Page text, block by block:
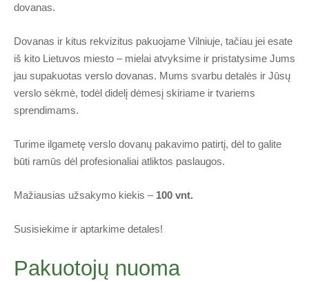
dovanas.
Dovanas ir kitus rekvizitus pakuojame Vilniuje, tačiau jei esate
iš kito Lietuvos miesto – mielai atvyksime ir pristatysime Jums
jau supakuotas verslo dovanas. Mums svarbu detalės ir Jūsų
verslo sėkmė, todėl didelį dėmesį skiriame ir tvariems
sprendimams.
Turime ilgametę verslo dovanų pakavimo patirtį, dėl to galite
būti ramūs dėl profesionaliai atliktos paslaugos.
Mažiausias užsakymo kiekis –100 vnt.
Susisiekime ir aptarkime detales!
Pakuotojų nuoma